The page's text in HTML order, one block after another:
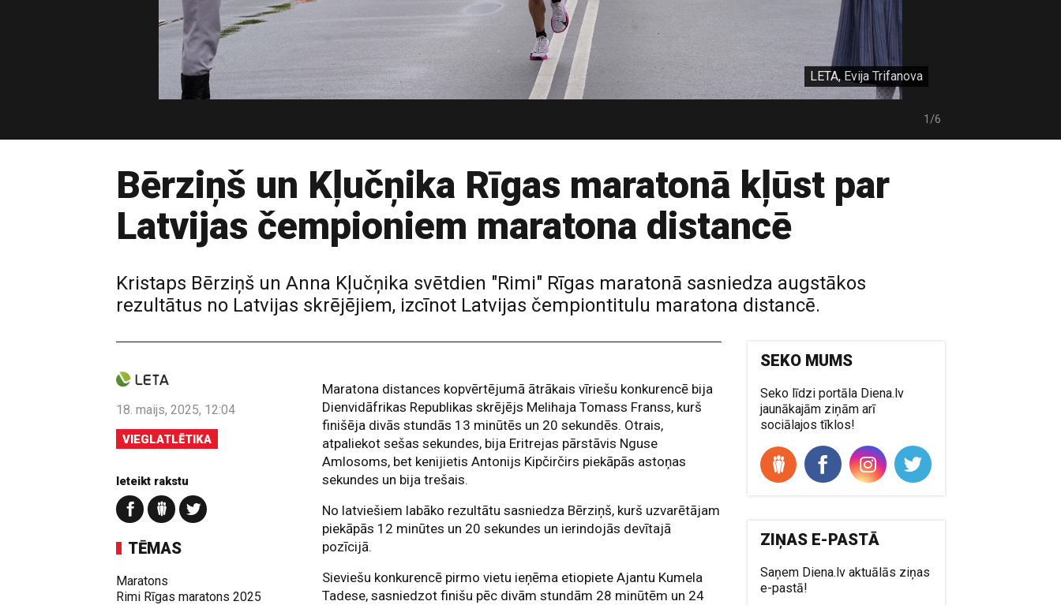
LETA, Evija Trifanova
1/6
Bērziņš un Kļučņika Rīgas maratonā kļūst par
Latvijas čempioniem maratona distancē
Kristaps Bērziņš un Anna Kļučņika svētdien "Rimi" Rīgas maratonā sasniedza augstākos
rezultātus no Latvijas skrējējiem, izcīnot Latvijas čempiontitulu maratona distancē.
18. maijs, 2025, 12:04
VIEGLATLĒTIKA
Ieteikt rakstu
TĒMAS
Maratons
Rimi Rīgas maratons 2025
Maratona distances kopvērtējumā ātrākais vīriešu konkurencē bija
Dienvidāfrikas Republikas skrējējs Melihaja Tomass Franss, kurš
finišēja divās stundās 13 minūtēs un 20 sekundēs. Otrais,
atpaliekot sešas sekundes, bija Eritrejas pārstāvis Nguse
Amlosoms, bet kenijietis Antonijs Kipčirčirs piekāpās astoņas
sekundes un bija trešais.
No latviešiem labāko rezultātu sasniedza Bērziņš, kurš uzvarētājam
piekāpās 12 minūtes un 20 sekundes un ierindojās devītajā
pozīcijā.
Sieviešu konkurencē pirmo vietu ieņēma etiopiete Ajantu Kumela
Tadese, sasniedzot finišu pēc divām stundām 28 minūtēm un 24
SEKO MUMS
Seko līdzi portāla Diena.lv
jaunākajām ziņām arī
sociālajos tīklos!
ZIŅAS E-PASTĀ
Saņem Diena.lv aktuālās ziņas
e-pastā!